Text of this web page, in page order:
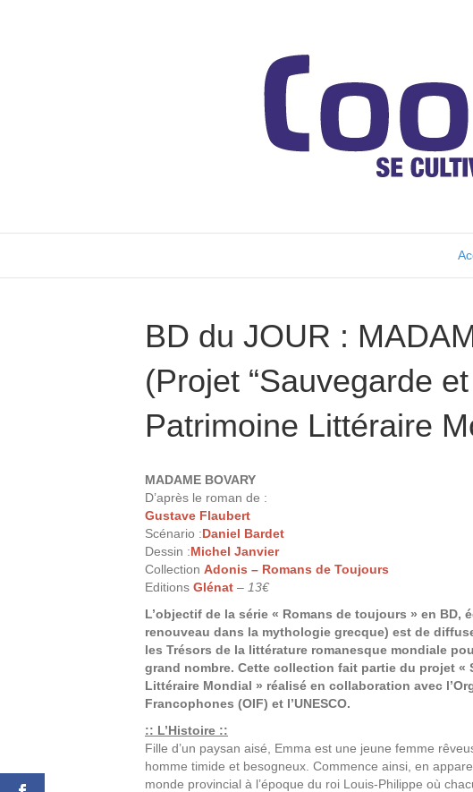
BD du JOUR :
(Projet “Sauvegarde
Patrimoine Littéraire
MADAME BOVARY
D’après le roman de :
Gustave Flaubert
Scénario :Daniel Bardet
Dessin :Michel Janvier
Collection Adonis – Romans de Toujours
Editions Glénat – 13€
L’objectif de la série « Romans de toujours » en BD,
renouveau dans la mythologie grecque) est de
les Trésors de la littérature romanesque mondiale
grand nombre. Cette collection fait partie du projet «
Littéraire Mondial » réalisé en collaboration avec
Francophones (OIF) et l’UNESCO.
:: L’Histoire ::
Fille d’un paysan aisé, Emma est une jeune femme
homme timide et besogneux. Commence ainsi, en
monde provincial à l’époque du roi Louis-Philippe où